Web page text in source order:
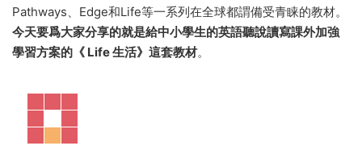
Pathways、Edge和Life等一系列在全球都謂備受青睐的教材。
今天要爲大家分享的就是給中小學生的英語聽說讀寫課外加強
學習方案的《 Life 生活》這套教材。